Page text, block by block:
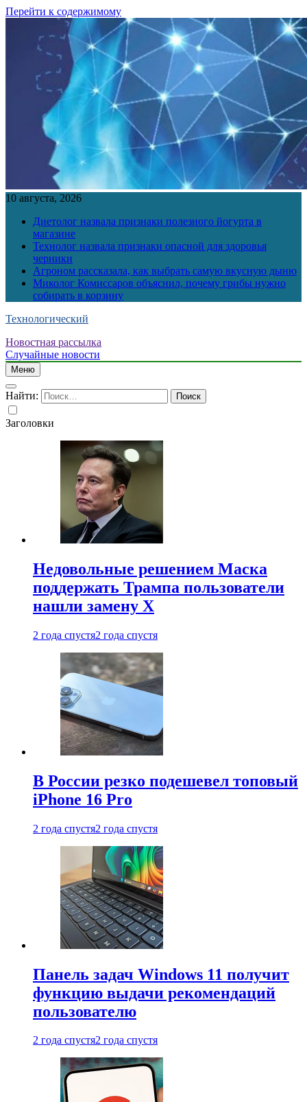
Перейти к содержимому
10 августа, 2026
Диетолог назвала признаки полезного йогурта в
магазине
Технолог назвала признаки опасной для здоровья
черники
Агроном рассказала, как выбрать самую вкусную дыню
Миколог Комиссаров объяснил, почему грибы нужно
собирать в корзину
Технологический
Новостная рассылка
Случайные новости
Меню
Найти:
Заголовки
Недовольные решением Маска
поддержать Трампа пользователи
нашли замену X
2 года спустя2 года спустя
В России резко подешевел топовый
iPhone 16 Pro
2 года спустя2 года спустя
Панель задач Windows 11 получит
функцию выдачи рекомендаций
пользователю
2 года спустя2 года спустя